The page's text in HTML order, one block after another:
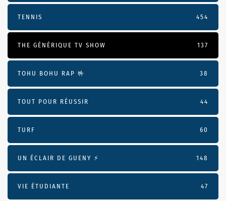
TENNIS 454
THE GÉNÉRIQUE TV SHOW 137
TOHU BOHU RAP 🤟 38
TOUT POUR RÉUSSIR 44
TURF 60
UN ÉCLAIR DE GUENY ⚡️ 148
VIE ÉTUDIANTE 47